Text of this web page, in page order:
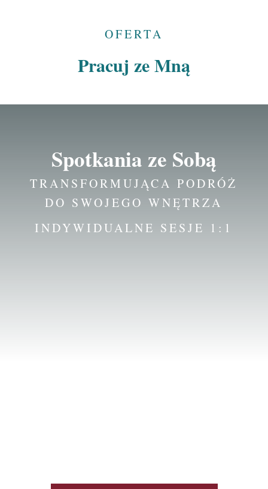
OFERTA
Pracuj ze Mną
Spotkania ze Sobą
TRANSFORMUJĄCA PODRÓŻ
DO SWOJEGO WNĘTRZA
INDYWIDUALNE SESJE 1:1